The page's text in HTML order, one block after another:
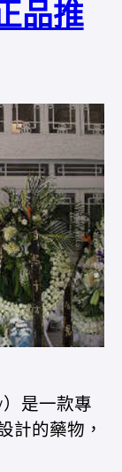
品推
是一款專
計的藥物，